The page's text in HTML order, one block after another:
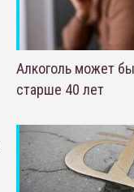
Алкоголь может
старше 40 лет